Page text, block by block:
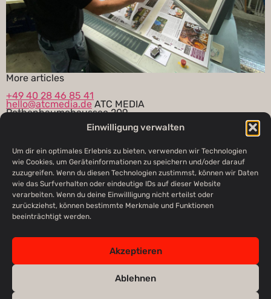
Einwilligung verwalten
Um dir ein optimales Erlebnis zu bieten, verwenden wir Technologien
wie Cookies, um Geräteinformationen zu speichern und/oder darauf
zuzugreifen. Wenn du diesen Technologien zustimmst, können wir Daten
wie das Surfverhalten oder eindeutige IDs auf dieser Website
verarbeiten. Wenn du deine Einwillligung nicht erteilst oder
zurückziehst, können bestimmte Merkmale und Funktionen
beeinträchtigt werden.
Akzeptieren
Ablehnen
More articles
+49 40 28 46 85 41
hello@atcmedia.deATC MEDIA
Rothenbaumchaussee 209
© 2020 ATC MEDIA | All rights reserved
MEDIA.DE SAY
agency
legal
notice
privacy
ATC